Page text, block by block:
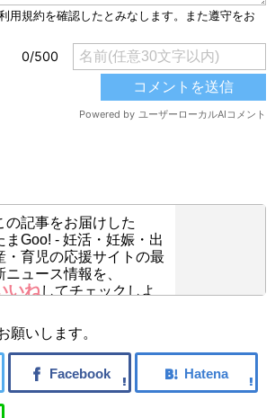
の記事をお届けした
まGoo! - 妊活・妊娠・出
・育児の応援サイトの最
ニュース情報を、
いねしてチェックしよ
願いします。